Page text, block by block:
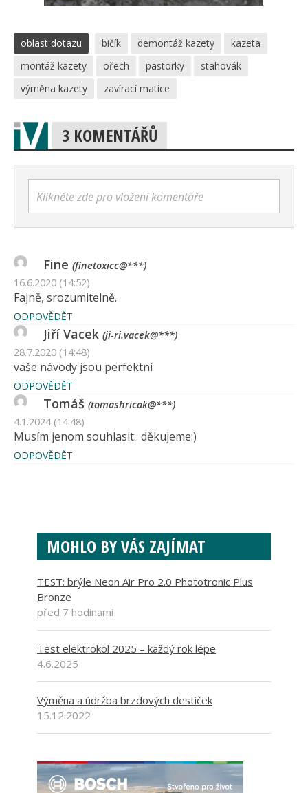
oblast dotazu bičík demontáž kazety
kazeta
montáž kazety
ořech pastorky
stahovák
výměna kazety
zavírací matice
3 KOMENTÁŘŮ
Klikněte zde pro vložení komentáře
Fine (finetoxicc@***)
16.6.2020 (14:52)
Fajně, srozumitelně.
ODPOVĚDĚT
Jiří Vacek (ji-ri.vacek@***)
28.7.2020 (14:48)
vaše návody jsou perfektní
ODPOVĚDĚT
Tomáš (tomashricak@***)
4.1.2024 (14:48)
Musím jenom souhlasit.. děkujeme:)
ODPOVĚDĚT
MOHLO BY VÁS ZAJÍMAT
TEST: brýle Neon Air Pro 2.0 Phototronic Plus
Bronze
před 7 hodinami
Test elektrokol 2025 – každý rok lépe
4.6.2025
Výměna a údržba brzdových destiček
15.12.2022